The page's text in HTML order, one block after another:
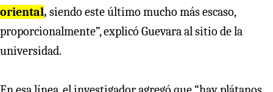
oriental, siendo este último mucho más escaso,
proporcionalmente”, explicó Guevara al sitio de la
universidad.